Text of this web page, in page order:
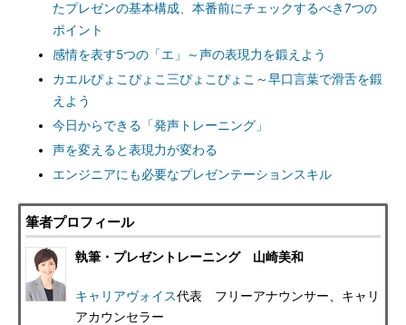
たプレゼンの基本構成、本番前にチェックするべき7つの
ポイント
感情を表す5つの「エ」～声の表現力を鍛えよう
カエルぴょこぴょこ三ぴょこぴょこ～早口言葉で滑舌を鍛
えよう
今日からできる「発声トレーニング」
声を変えると表現力が変わる
エンジニアにも必要なプレゼンテーションスキル
筆者プロフィール
執筆・プレゼントレーニング 山崎美和
キャリアヴォイス代表 フリーアナウンサー、キャリ
アカウンセラー